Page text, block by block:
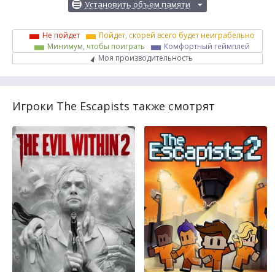
Установить объем памяти
Не пойдет
Пойдет, скорей всего будет неиграбельно
Минимум, чтобы поиграть
Комфортный геймплей
Моя производительность
Игроки The Escapists также смотрят